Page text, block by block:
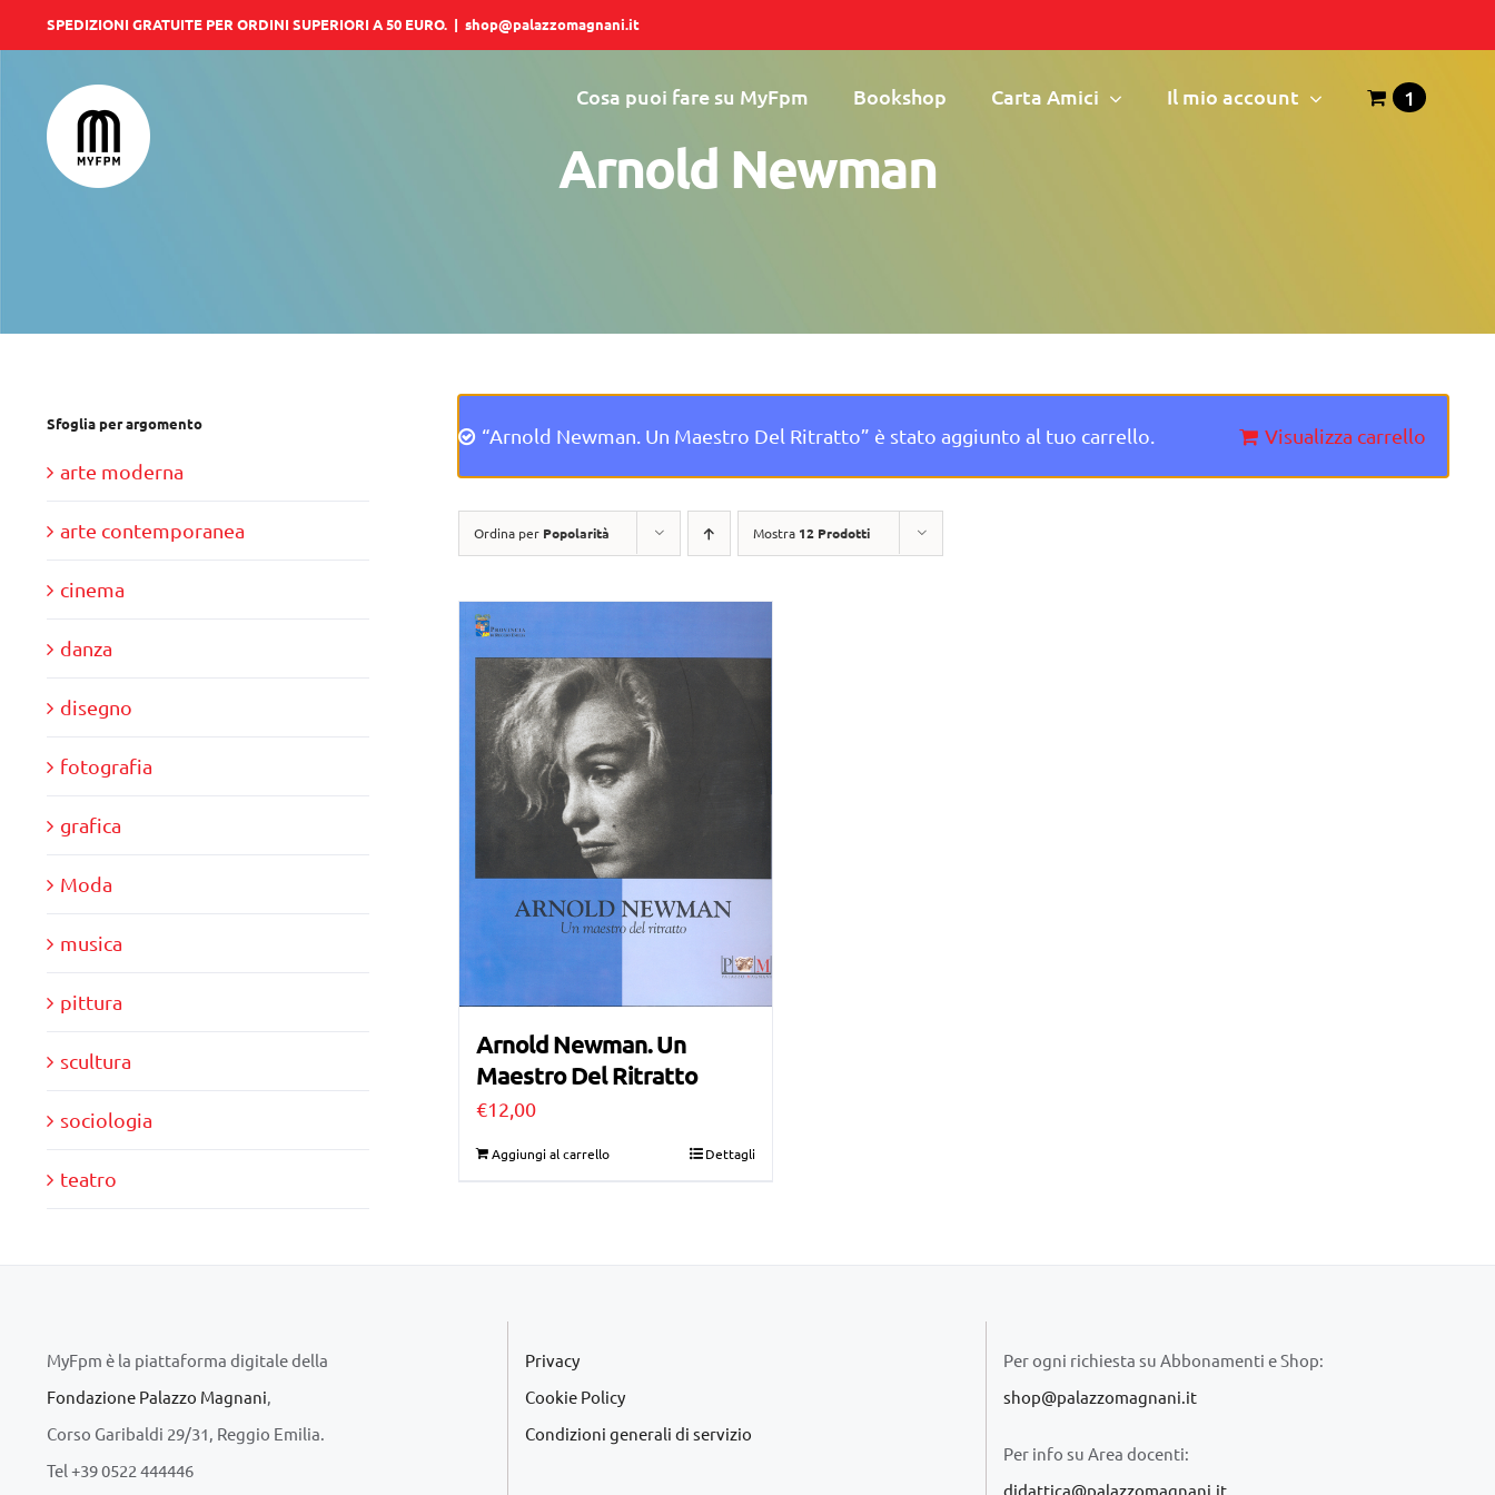
al
contenuto
SPEDIZIONI GRATUITE PER ORDINI SUPERIORI A 50 EURO. | shop@palazzomagnani.it
Cosa puoi fare su MyFpm Bookshop Carta Amici Il mio account 1
Arnold Newman
“Arnold Newman. Un Maestro Del Ritratto” è stato aggiunto al tuo carrello. Visualizza carrello
Ordina per Popolarità Mostra 12 Prodotti
Arnold Newman. Un
Maestro Del Ritratto
€12,00
Aggiungi al carrello Dettagli
Sfoglia per argomento
arte moderna
arte contemporanea
cinema
danza
disegno
fotografia
grafica
Moda
musica
pittura
scultura
sociologia
teatro
MyFpm è la piattaforma digitale della
Fondazione Palazzo Magnani
Corso Garibaldi 29/31, Reggio Emilia.
Tel +39 0522 444446
Privacy
Cookie Policy
Condizioni generali di servizio
Per ogni richiesta su Abbonamenti e Shop:
shop@palazzomagnani.it
Per info su Area docenti:
didattica@palazzomagnani.it